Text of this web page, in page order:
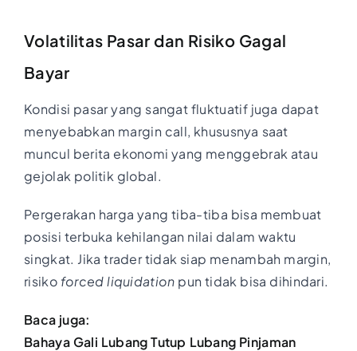
Volatilitas Pasar dan Risiko Gagal
Bayar
Kondisi pasar yang sangat fluktuatif juga dapat
menyebabkan margin call, khususnya saat
muncul berita ekonomi yang menggebrak atau
gejolak politik global.
Pergerakan harga yang tiba-tiba bisa membuat
posisi terbuka kehilangan nilai dalam waktu
singkat. Jika trader tidak siap menambah margin,
risiko forced liquidation pun tidak bisa dihindari.
Baca juga:
Bahaya Gali Lubang Tutup Lubang Pinjaman